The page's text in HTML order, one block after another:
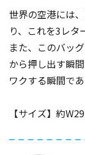
世界の空港には
り、これを3レタ
また、このバッ
から押し出す瞬
ワクする瞬間で
【サイズ】約